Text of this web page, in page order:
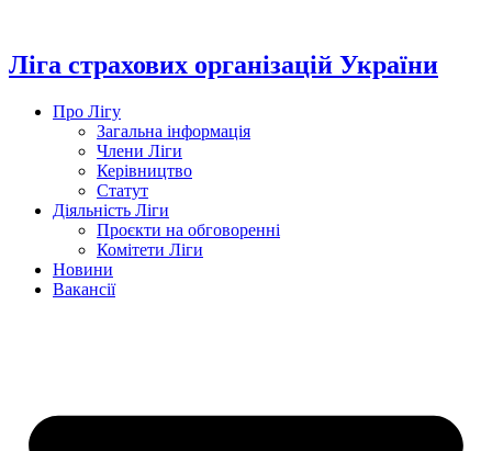
вмісту
Ліга страхових організацій України
Про Лігу
Загальна інформація
Члени Ліги
Керівництво
Статут
Діяльність Ліги
Проєкти на обговоренні
Комітети Ліги
Новини
Вакансії